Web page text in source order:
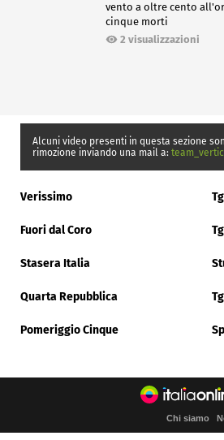
vento a oltre cento
cinque morti
2 visualizzazioni
Alcuni video presenti in questa sezione
rimozione inviando una mail a:
Verissimo
Fuori dal Coro
Stasera Italia
Quarta Repubblica
Pomeriggio Cinque
Chi siamo